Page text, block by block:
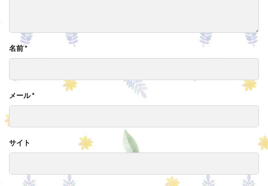
名前*
メール*
サイト